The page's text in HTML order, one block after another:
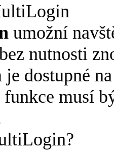
umožní
nutnosti
dostupné
musí